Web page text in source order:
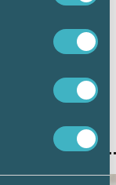
att öka.
gången
Samtidigt